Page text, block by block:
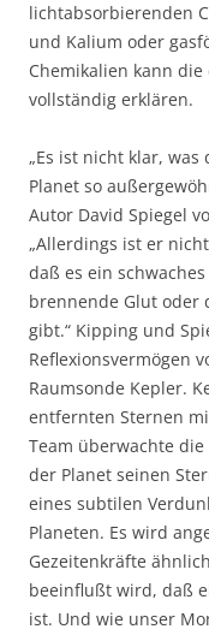
lichtabsorbierenden
und Kalium oder
Chemikalien kann die
vollständig erklären.
„Es ist nicht klar,
Planet so
Autor David Spiegel
„Allerdings ist er
daß es ein
brennende Glut oder
gibt.“ Kipping und
Reflexionsvermögen
Raumsonde Kepler.
entfernten Sternen
Team überwachte die
der Planet seinen
eines subtilen
Planeten. Es wird
Gezeitenkräfte
beeinflußt wird, daß
ist. Und wie unser